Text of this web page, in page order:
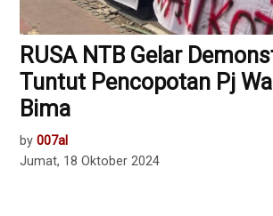
RUSA NTB Gelar
Tuntut Pencopotan Pj
Bima
by 007al
Jumat, 18 Oktober 2024